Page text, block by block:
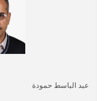
عبد الباسط حمودة